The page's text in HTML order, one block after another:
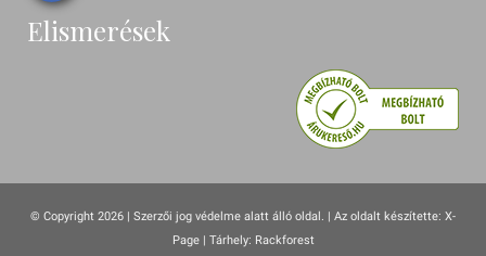
Elismerések
© Copyright 2026 | Szerzői jog védelme alatt álló oldal. | Az oldalt készítette: X-
Page| Tárhely: Rackforest